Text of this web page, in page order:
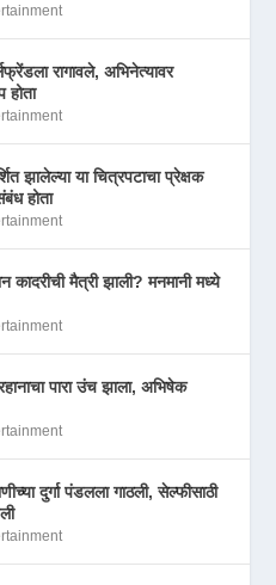
रागावले, अभिनेत्यावर
झालेल्या या चित्रपटाचा प्रेक्षक
होता
मैत्री झाली? मनमानी मध्ये
पारा उंच झाला, अभिषेक
दुर्गा पंडलला गाठली, सेल्फीसाठी